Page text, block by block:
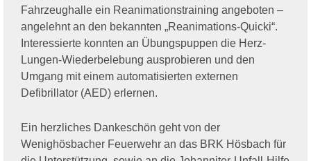
Fahrzeughalle ein Reanimationstraining angeboten –
angelehnt an den bekannten „Reanimations-Quicki“.
Interessierte konnten an Übungspuppen die Herz-
Lungen-Wiederbelebung ausprobieren und den
Umgang mit einem automatisierten externen
Defibrillator (AED) erlernen.
Ein herzliches Dankeschön geht von der
Wenighösbacher Feuerwehr an das BRK Hösbach für